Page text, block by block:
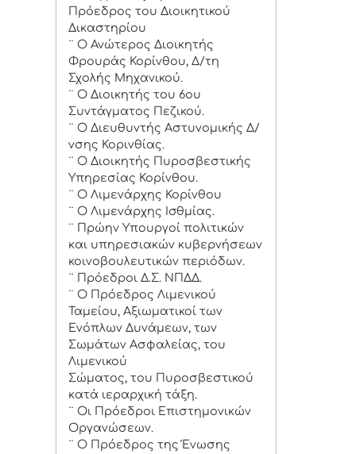
Πρόεδρος του Διοικητικού
Δικαστηρίου
¨ Ο Ανώτερος Διοικητής
Φρουράς Κορίνθου, Δ/τη
Σχολής Μηχανικού.
¨ Ο Διοικητής του 6ου
Συντάγματος Πεζικού.
¨ Ο Διευθυντής Αστυνομικής Δ/
νσης Κορινθίας.
¨ Ο Διοικητής Πυροσβεστικής
Υπηρεσίας Κορίνθου.
¨ Ο Λιμενάρχης Κορίνθου
¨ Ο Λιμενάρχης Ισθμίας.
¨ Πρώην Υπουργοί πολιτικών
και υπηρεσιακών κυβερνήσεων
κοινοβουλευτικών περιόδων.
¨ Πρόεδροι Δ.Σ. ΝΠΔΔ.
¨ Ο Πρόεδρος Λιμενικού
Ταμείου, Αξιωματικοί των
Ενόπλων Δυνάμεων, των
Σωμάτων Ασφαλείας, του
Λιμενικού
Σώματος, του Πυροσβεστικού
κατά ιεραρχική τάξη.
¨ Οι Πρόεδροι Επιστημονικών
Οργανώσεων.
¨ Ο Πρόεδρος της Ένωσης